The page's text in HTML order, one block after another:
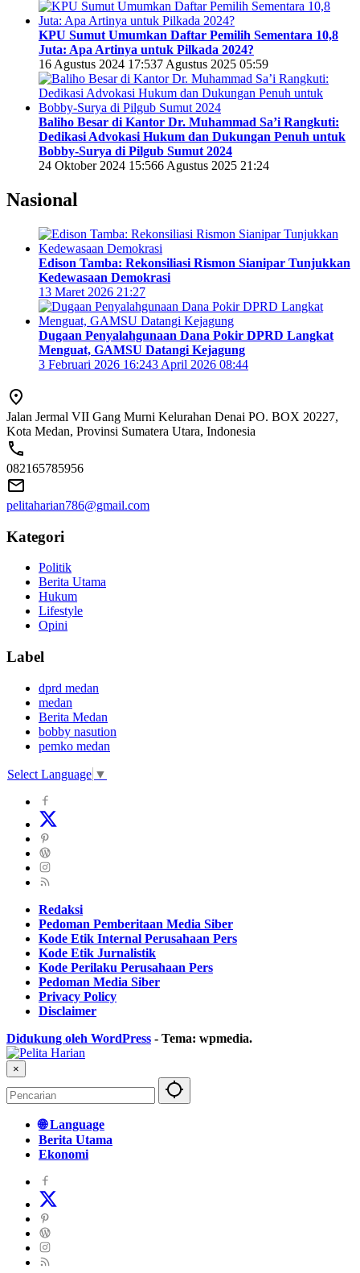
KPU Sumut Umumkan Daftar Pemilih Sementara 10,8
Juta: Apa Artinya untuk Pilkada 2024?
16 Agustus 2024 17:537 Agustus 2025 05:59
Baliho Besar di Kantor Dr. Muhammad Sa’i Rangkuti:
Dedikasi Advokasi Hukum dan Dukungan Penuh untuk
Bobby-Surya di Pilgub Sumut 2024
24 Oktober 2024 15:566 Agustus 2025 21:24
Nasional
Edison Tamba: Rekonsiliasi Rismon Sianipar Tunjukkan
Kedewasaan Demokrasi
13 Maret 2026 21:27
Dugaan Penyalahgunaan Dana Pokir DPRD Langkat
Menguat, GAMSU Datangi Kejagung
3 Februari 2026 16:243 April 2026 08:44
Jalan Jermal VII Gang Murni Kelurahan Denai PO. BOX 20227,
Kota Medan, Provinsi Sumatera Utara, Indonesia
082165785956
pelitaharian786@gmail.com
Kategori
Politik
Berita Utama
Hukum
Lifestyle
Opini
Label
dprd medan
medan
Berita Medan
bobby nasution
pemko medan
Select Language ▼
Redaksi
Pedoman Pemberitaan Media Siber
Kode Etik Internal Perusahaan Pers
Kode Etik Jurnalistik
Kode Perilaku Perusahaan Pers
Pedoman Media Siber
Privacy Policy
Disclaimer
Didukung oleh WordPress - Tema: wpmedia.
×
🌐 Language
Berita Utama
Ekonomi